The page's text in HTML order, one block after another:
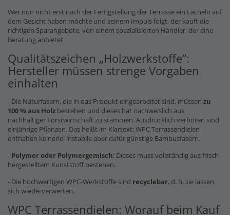
Wer nun nicht erst nach der Fertigstellung der Terrasse ein Lächeln auf
dem Gesicht haben möchte und seinem Impuls folgt, der kauft die
richtigen Sparangebote, von einem spezialisierten Händler, der eine
Beratung anbietet.
Qualitätszeichen „Holzwerkstoffe“:
Hersteller müssen strenge Vorgaben
einhalten
- Die Naturfasern, die in das Produkt eingearbeitet sind, müssen zu
100 % aus Holz bestehen und dieses hat nachweislich aus
nachhaltiger Forstwirtschaft zu stammen. Ausdrücklich verboten sind
einjährige Pflanzen. Das heißt im Klartext: WPC Terrassendielen
enthalten keinerlei instabile aber dafür günstige Bambusfasern.
- Polymer oder Polymergemisch: Dieses muss vollständig aus frisch
hergestelltem Kunststoff bestehen.
- Die hochwertigen WPC-Werkstoffe sind recyclebar, d. h. sie lassen
sich wiederverwerten.
WPC Terrassendielen: Worauf beim Kauf